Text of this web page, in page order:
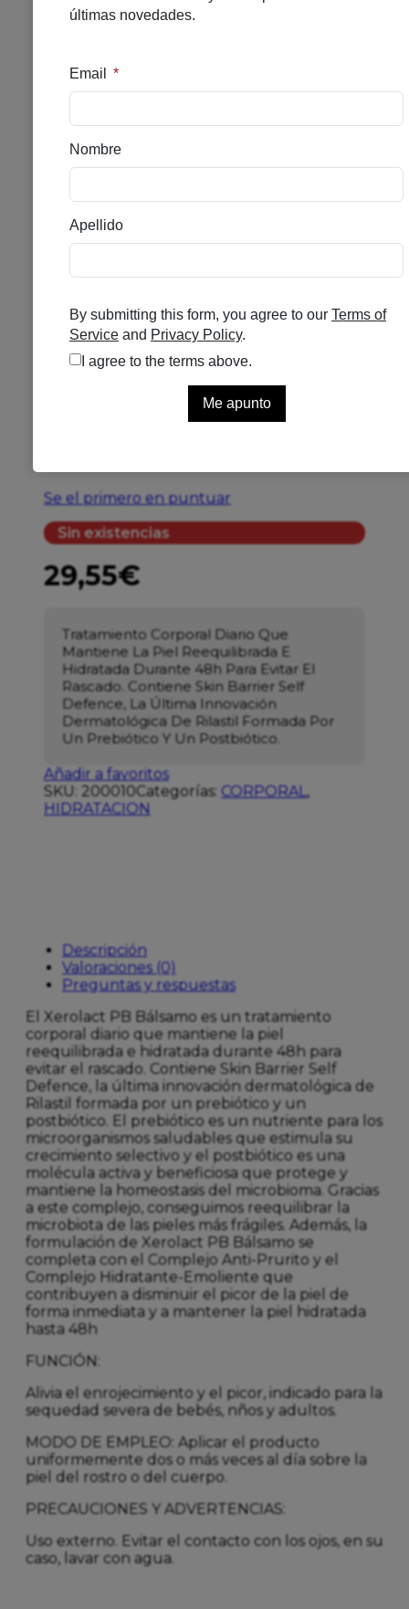
RILASTIL XEROLACT PB
Se el primero en puntuar
Sin existencias
29,55€
Tratamiento Corporal Diario Que
Mantiene La Piel Reequilibrada E
Hidratada Durante 48h Para Evitar El
Rascado. Contiene Skin Barrier Self
Defence, La Última Innovación
Dermatológica De Rilastil Formada Por
Un Prebiótico Y Un Postbiótico.
Añadir a favoritos
SKU: 200010Categorías: CORPORAL,
HIDRATACION
Descripción
Valoraciones (0)
Preguntas y respuestas
El Xerolact PB Bálsamo es un tratamiento
corporal diario que mantiene la piel
reequilibrada e hidratada durante 48h para
evitar el rascado. Contiene Skin Barrier Self
Defence, la última innovación dermatológica de
Rilastil formada por un prebiótico y un
postbiótico. El prebiótico es un nutriente para los
microorganismos saludables que estimula su
crecimiento selectivo y el postbiótico es una
molécula activa y beneficiosa que protege y
mantiene la homeostasis del microbioma. Gracias
a este complejo, conseguimos reequilibrar la
microbiota de las pieles más frágiles. Además, la
formulación de Xerolact PB Bálsamo se
completa con el Complejo Anti-Prurito y el
Complejo Hidratante-Emoliente que
contribuyen a disminuir el picor de la piel de
forma inmediata y a mantener la piel hidratada
hasta 48h
FUNCIÓN:
Alivia el enrojecimiento y el picor, indicado para la
sequedad severa de bebés, nños y adultos.
MODO DE EMPLEO: Aplicar el producto
uniformemente dos o más veces al día sobre la
piel del rostro o del cuerpo.
PRECAUCIONES Y ADVERTENCIAS:
Uso externo. Evitar el contacto con los ojos, en su
caso, lavar con agua.